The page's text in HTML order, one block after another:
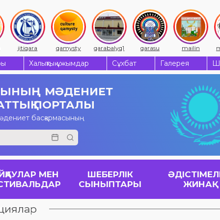
jitiqara qamysty qarabalyq1 qarasu mailin
Халықтық ұжымдар Сұхбат Галерея
МӘДЕНИЕТ
ПОРТАЛЫ
басқармасының
МЕН
ШЕБЕРЛІК
СЫНЫПТАРЫ
ЖИНАҚ